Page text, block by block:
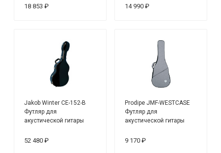
18 853 ₽ 14 990 ₽
Jakob Winter CE-152-B
Футляр для
акустической гитары
стекловолокно, черный
52 480 ₽
Prodipe JMF-WESTCASE
Футляр для
акустической гитары
9 170 ₽